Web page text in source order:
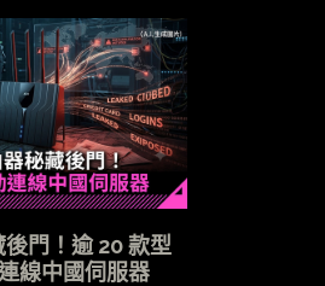
門！逾 20 款型
線中國伺服器